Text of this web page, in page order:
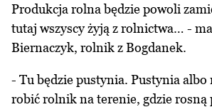
Produkcja rolna będzie powoli
tutaj wszyscy żyją z rolnictwa… -
Biernaczyk, rolnik z Bogdanek.
- Tu będzie pustynia. Pustynia albo
robić rolnik na terenie, gdzie rosną